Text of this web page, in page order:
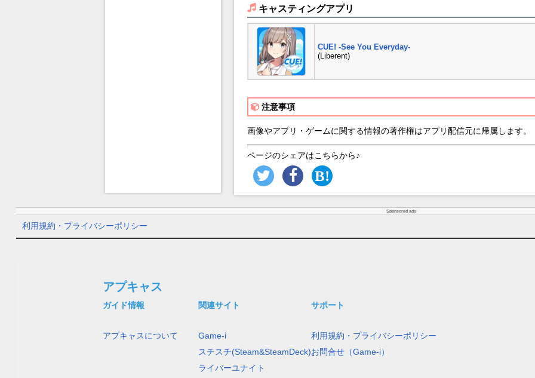
キャスティングアプリ
CUE! -See You Everyday-
(Liberent)
注意事項
画像やアプリ・ゲームに関する情報の著作権はアプリ配信元に帰属します。
ページのシェアはこちらから♪
Sponsored ads
利用規約・プライバシーポリシー
アプキャス
ガイド情報
アプキャスについて
関連サイト
Game-i
スチスチ(Steam&SteamDeck)
ライバーユナイト
サポート
利用規約・プライバシーポリシー
お問合せ（Game-i）